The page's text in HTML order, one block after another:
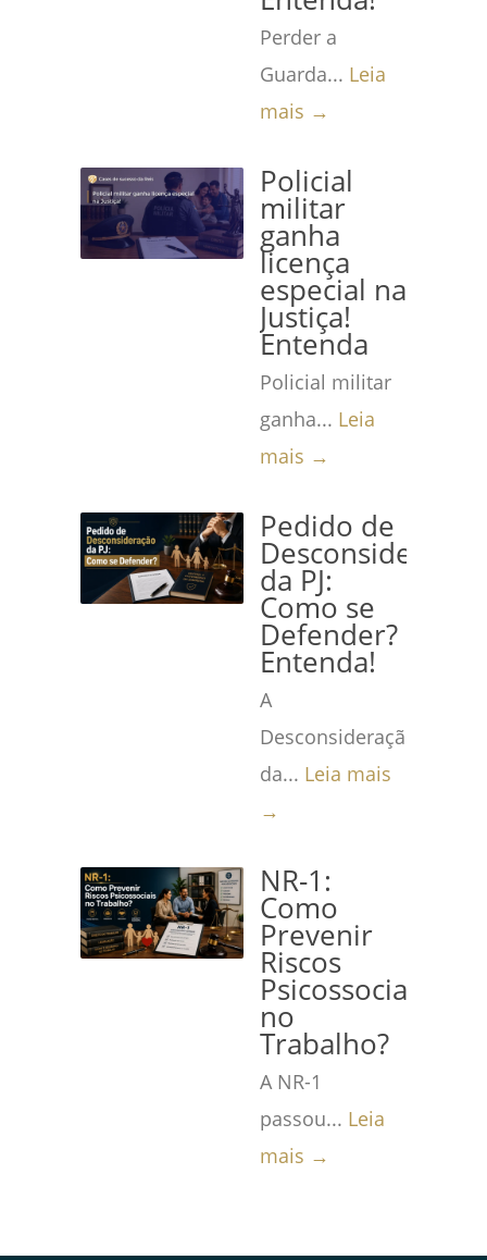
Perder a
Guarda... Leia
mais →
Policial
militar
ganha
licença
especial na
Justiça!
Entenda
Policial militar
ganha... Leia
mais →
Pedido de
Desconsideração
da PJ:
Como se
Defender?
Entenda!
A
Desconsideração
da... Leia mais
→
NR-1:
Como
Prevenir
Riscos
Psicossociais
no
Trabalho?
A NR-1
passou... Leia
mais →